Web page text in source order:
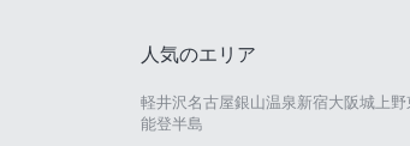
人気のエリア
軽井沢名古屋銀山温泉新宿大阪城 上野
能登半島